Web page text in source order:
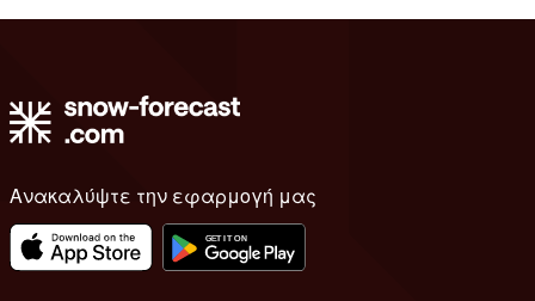
Ανακαλύψτε την εφαρμογή μας